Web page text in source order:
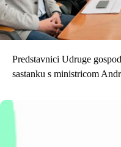
Predstavnici Udruge
sastanku s ministricom